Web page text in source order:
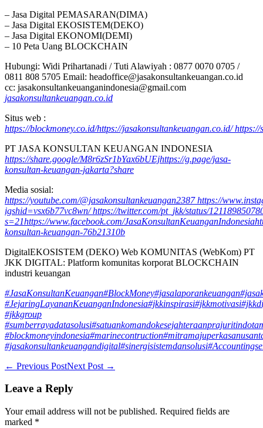
– Jasa Digital PEMASARAN(DIMA)
– Jasa Digital EKOSISTEM(DEKO)
– Jasa Digital EKONOMI(DEMI)
– 10 Peta Uang BLOCKCHAIN
Hubungi: Widi Prihartanadi / Tuti Alawiyah : 0877 0070 0705 /
0811 808 5705 Email: headoffice@jasakonsultankeuangan.co.id
cc: jasakonsultankeuanganindonesia@gmail.com
jasakonsultankeuangan.co.id
Situs web :
https://blockmoney.co.id/https://jasakonsultankeuangan.co.id/https://
PT JASA KONSULTAN KEUANGAN INDONESIA
https://share.google/M8r6zSr1bYax6bUEjhttps://g.page/jasa-
konsultan-keuangan-jakarta?share
Media sosial:
https://youtube.com/@jasakonsultankeuangan2387https://
igshid=vsx6b77vc8wn/https://twitter.com/pt_jkk/status/
s=21https://www.facebook.com/JasaKonsultanKeuanganIndonesia
konsultan-keuangan-76b21310b
DigitalEKOSISTEM (DEKO) Web KOMUNITAS (WebKom) PT
JKK DIGITAL: Platform komunitas korporat BLOCKCHAIN
industri keuangan
#JasaKonsultanKeuangan#BlockMoney#jasalaporankeuangan
#JejaringLayananKeuanganIndonesia#jkkinspirasi#jkkmotivasi
#jkkgroup
#sumberrayadatasolusi
#blockmoneyindonesia#marinecontruction
#jasakonsultankeuangandigital#sinergisistemdansolusi
Post
← Previous PostNext Post →
Leave a Reply
Your email address will not be published. Required fields are
marked *